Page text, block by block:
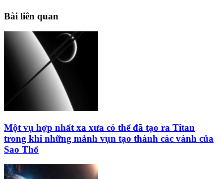
Bài liên quan
Một vụ hợp nhất xa xưa có thể đã tạo ra Titan
trong khi những mảnh vụn tạo thành các vành của
Sao Thổ